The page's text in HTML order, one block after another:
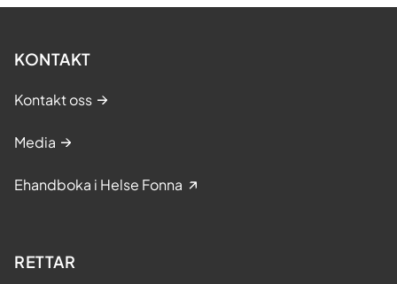
KONTAKT
Kontakt oss
Media
Ehandboka i Helse Fonna
RETTAR